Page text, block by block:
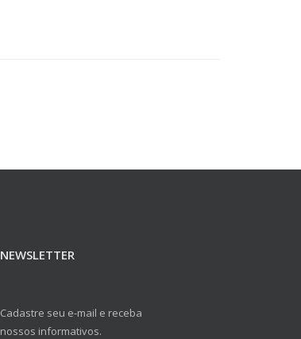
NEWSLETTER
Cadastre seu e-mail e receba
nossos informativos.